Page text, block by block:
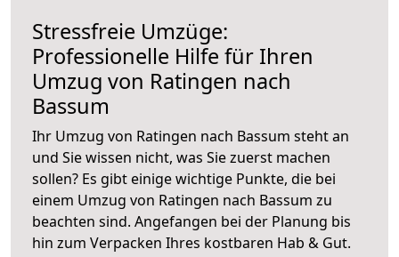
Stressfreie Umzüge:
Professionelle Hilfe für Ihren
Umzug von Ratingen nach
Bassum
Ihr Umzug von Ratingen nach Bassum steht an
und Sie wissen nicht, was Sie zuerst machen
sollen? Es gibt einige wichtige Punkte, die bei
einem Umzug von Ratingen nach Bassum zu
beachten sind. Angefangen bei der Planung bis
hin zum Verpacken Ihres kostbaren Hab & Gut.